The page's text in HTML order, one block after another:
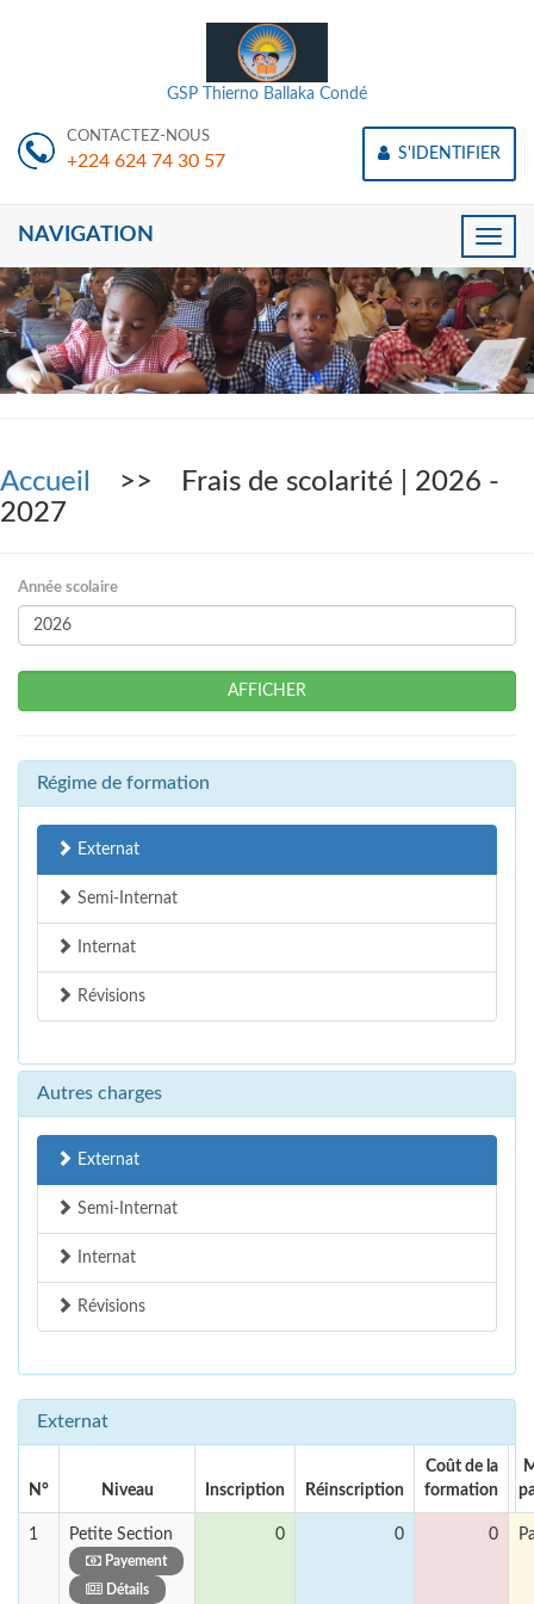
GSP Thierno Ballaka Condé
CONTACTEZ-NOUS
+224 624 74 30 57 S'IDENTIFIER
Toggle
NAVIGATION
Accueil
>> Frais de scolarité | 2026 -
2027
Année scolaire
AFFICHER
Régime de formation
Externat
Semi-Internat
Internat
Révisions
Autres charges
Externat
Semi-Internat
Internat
Révisions
Externat
N° Niveau Inscription Réinscription
Coût de la
formation
1 Petite Section
Payement
Détails
0 0 0